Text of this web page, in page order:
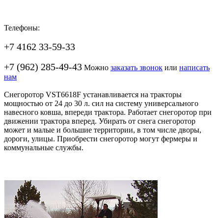
Телефоны:
+7 4162 33-59-33
+7 (962) 285-49-43 Можно заказать звонок или написать
нам
Снегоротор VST6618F устанавливается на тракторы
мощностью от 24 до 30 л. сил на систему универсального
навесного ковша, впереди трактора. Работает снегоротор при
движении трактора вперед. Убирать от снега снегоротор
может и малые и большие территории, в том числе дворы,
дороги, улицы. Приобрести снегоротор могут фермеры и
коммунальные службы.